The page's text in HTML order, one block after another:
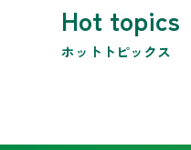
Hot topics
ホットトピックス